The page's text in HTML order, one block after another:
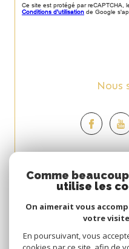
Ce site est protégé par reCAPTCHA,
Conditions d'utilisation de Google
Comme
utilise les
On aimerait vous
votre
En poursuivant, vous